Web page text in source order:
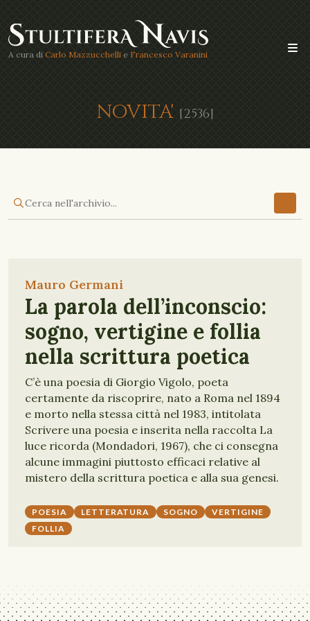
A cura di Carlo Mazzucchelli e Francesco Varanini
NOVITA' [2536]
Mauro Germani
La parola dell’inconscio:
sogno, vertigine e follia
nella scrittura poetica
C’è una poesia di Giorgio Vigolo, poeta
certamente da riscoprire, nato a Roma nel 1894
e morto nella stessa città nel 1983, intitolata
Scrivere una poesia e inserita nella raccolta La
luce ricorda (Mondadori, 1967), che ci consegna
alcune immagini piuttosto efficaci relative al
mistero della scrittura poetica e alla sua genesi.
POESIA LETTERATURA SOGNO
VERTIGINE
FOLLIA